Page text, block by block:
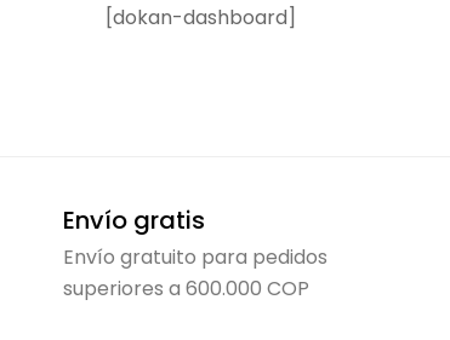
[dokan-dashboard]
Envío gratis
Envío gratuito para pedidos
superiores a 600.000 COP